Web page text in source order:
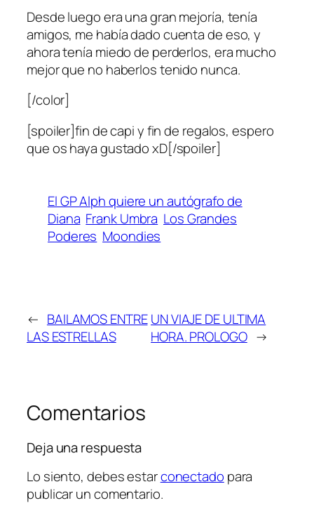
Desde luego era una gran mejoría, tenía
amigos, me había dado cuenta de eso, y
ahora tenía miedo de perderlos, era mucho
mejor que no haberlos tenido nunca.
[/color]
[spoiler]fin de capi y fin de regalos, espero
que os haya gustado xD[/spoiler]
El GP Alph quiere un autógrafo de
Diana Frank Umbra Los Grandes
Poderes Moondies
← BAILAMOS ENTRE
LAS ESTRELLAS
UN VIAJE DE ULTIMA
HORA. PROLOGO →
Comentarios
Deja una respuesta
Lo siento, debes estarconectado para
publicar un comentario.